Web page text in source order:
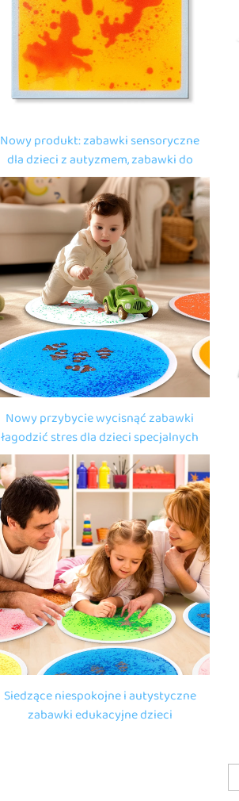
Nowy produkt: zabawki sensoryczne
dla dzieci z autyzmem, zabawki do
zagadek dla dzieci, jaskrawe
kwadratowe płytki płynne
Nowy przybycie wycisnąć zabawki
łagodzić stres dla dzieci specjalnych
nocne światło akwarium okrągłe
czuciowe płytki podłogowe płytki
Siedzące niespokojne i autystyczne
zabawki edukacyjne dzieci